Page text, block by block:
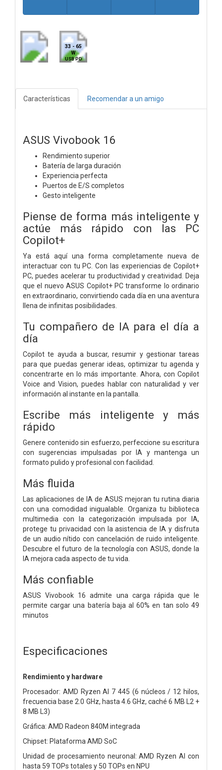
33 - 65
W
USB PD
Características Recomendar a un amigo
ASUS Vivobook 16
Rendimiento superior
Batería de larga duración
Experiencia perfecta
Puertos de E/S completos
Gesto inteligente
Piense de forma más inteligente y
actúe más rápido con las PC
Copilot+
Ya está aquí una forma completamente nueva de
interactuar con tu PC. Con las experiencias de Copilot+
PC, puedes acelerar tu productividad y creatividad. Deja
que el nuevo ASUS Copilot+ PC transforme lo ordinario
en extraordinario, convirtiendo cada día en una aventura
llena de infinitas posibilidades.
Tu compañero de IA para el día a
día
Copilot te ayuda a buscar, resumir y gestionar tareas
para que puedas generar ideas, optimizar tu agenda y
concentrarte en lo más importante. Ahora, con Copilot
Voice and Vision, puedes hablar con naturalidad y ver
información al instante en la pantalla.
Escribe más inteligente y más
rápido
Genere contenido sin esfuerzo, perfeccione su escritura
con sugerencias impulsadas por IA y mantenga un
formato pulido y profesional con facilidad.
Más fluida
Las aplicaciones de IA de ASUS mejoran tu rutina diaria
con una comodidad inigualable. Organiza tu biblioteca
multimedia con la categorización impulsada por IA,
protege tu privacidad con la asistencia de IA y disfruta
de un audio nítido con cancelación de ruido inteligente.
Descubre el futuro de la tecnología con ASUS, donde la
IA mejora cada aspecto de tu vida.
Más confiable
ASUS Vivobook 16 admite una carga rápida que le
permite cargar una batería baja al 60% en tan solo 49
minutos
Especificaciones
Rendimiento y hardware
Procesador: AMD Ryzen AI 7 445 (6 núcleos / 12 hilos,
frecuencia base 2.0 GHz, hasta 4.6 GHz, caché 6 MB L2 +
8 MB L3)
Gráfica: AMD Radeon 840M integrada
Chipset: Plataforma AMD SoC
Unidad de procesamiento neuronal: AMD Ryzen AI con
hasta 59 TOPs totales y 50 TOPs en NPU